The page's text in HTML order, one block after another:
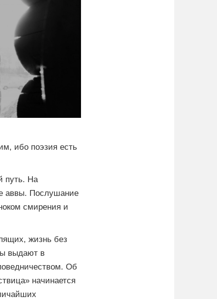
ибо поэзия есть
путь. На
аввы. Послушание
смирения и
жизнь без
выдают в
Об
начинается